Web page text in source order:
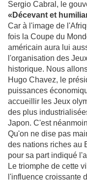
Sergio Cabral, le
«Décevant et
Car à l'image de
fois la Coupe du
américain aura lui
l'organisation des
historique. Nous
Hugo Chavez, le
puissances
accueillir les Jeux
des plus
Japon. C'est
Qu'on ne dise pas
des nations riches au
pour sa part indiqué
Le triomphe de cette
l'influence croissante